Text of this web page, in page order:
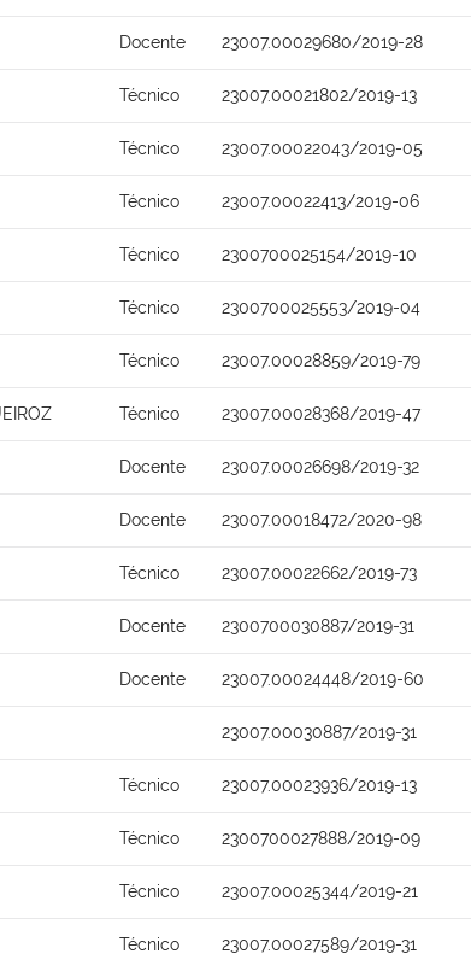
Docente 23007.00029680/2019-28
Técnico 23007.00021802/2019-13
Técnico 23007.00022043/2019-05
Técnico 23007.00022413/2019-06
Técnico 2300700025154/2019-10
Técnico 2300700025553/2019-04
Técnico 23007.00028859/2019-79
Técnico 23007.00028368/2019-47
Docente 23007.00026698/2019-32
Docente 23007.00018472/2020-98
Técnico 23007.00022662/2019-73
Docente 2300700030887/2019-31
Docente 23007.00024448/2019-60
23007.00030887/2019-31
Técnico 23007.00023936/2019-13
Técnico 2300700027888/2019-09
Técnico 23007.00025344/2019-21
Técnico 23007.00027589/2019-31